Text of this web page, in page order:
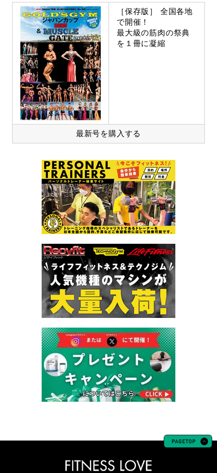
［保存版］ 全国各地
で開催！
最大級の筋肉の祭典
を１冊に凝縮
最新号を購入する